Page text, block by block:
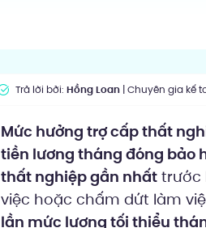
Trả lời bởi:Hồng Loan | Chuyên gia kế
Mức hưởng trợ cấp thất
tiền lương tháng đóng bảo
thất nghiệp gần nhấttrước
việc hoặc chấm dứt làm
lần mức lương tối thiểu